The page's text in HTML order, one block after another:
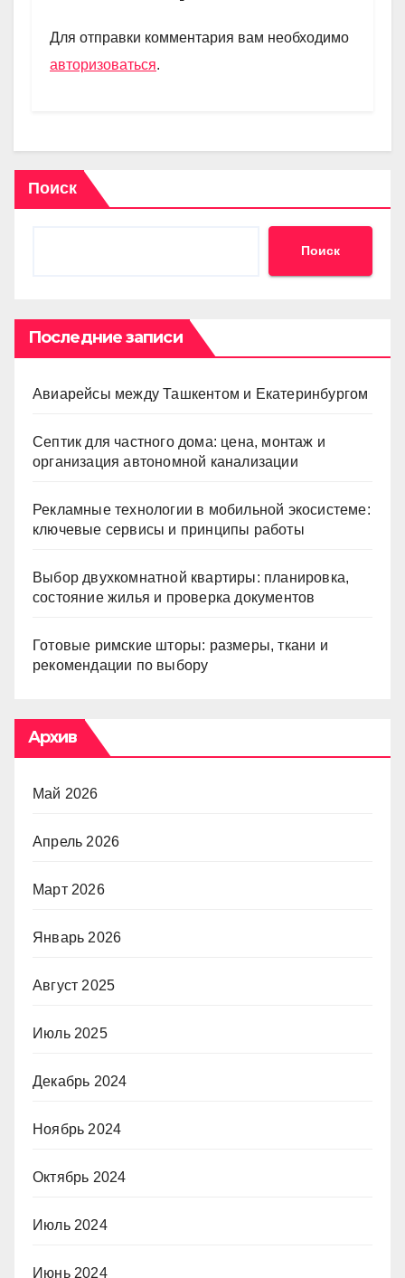
m p
p
a
и
Для отправки комментария вам необходимо
авторизоваться.
Поиск
Поиск
Последние записи
Авиарейсы между Ташкентом и Екатеринбургом
Септик для частного дома: цена, монтаж и
организация автономной канализации
Рекламные технологии в мобильной экосистеме:
ключевые сервисы и принципы работы
Выбор двухкомнатной квартиры: планировка,
состояние жилья и проверка документов
Готовые римские шторы: размеры, ткани и
рекомендации по выбору
Архив
Май 2026
Апрель 2026
Март 2026
Январь 2026
Август 2025
Июль 2025
Декабрь 2024
Ноябрь 2024
Октябрь 2024
Июль 2024
Июнь 2024